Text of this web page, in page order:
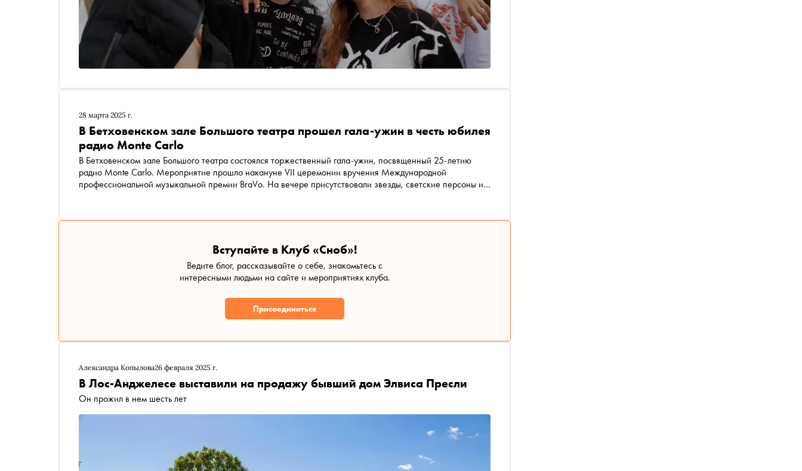
28 марта 2025 г.
В Бетховенском зале Большого театра прошел гала-ужин в честь юбилея
радио Monte Carlo
В Бетховенском зале Большого театра состоялся торжественный гала-ужин, посвященный 25-летию
радио Monte Carlo. Мероприятие прошло накануне VII церемонии вручения Международной
профессиональной музыкальной премии BraVo. На вечере присутствовали звезды, светские персоны и
Вступайте в Клуб «Сноб»!
Ведите блог, рассказывайте о себе, знакомьтесь с
интересными людьми на сайте и мероприятиях клуба.
Присоединиться
Александра Копылова26 февраля 2025 г.
В Лос-Анджелесе выставили на продажу бывший дом Элвиса Пресли
Он прожил в нем шесть лет